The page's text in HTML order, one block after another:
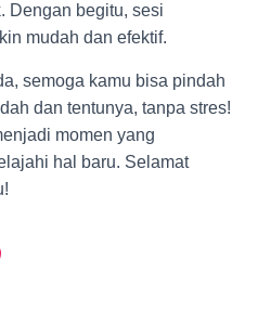
Dengan begitu, sesi
mudah dan efektif.
semoga kamu bisa pindah
dan tentunya, tanpa stres!
momen yang
hal baru. Selamat